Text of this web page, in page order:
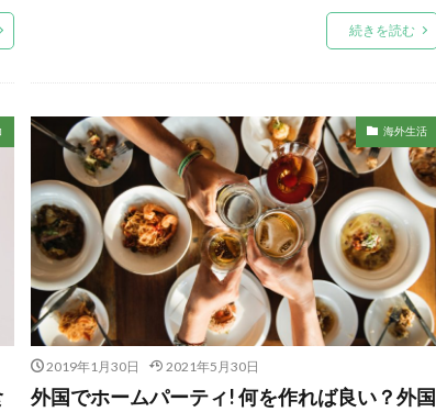
続きを読む
海外生活
2019年1月30日 2021年5月30日
外国でホームパーティ! 何を作れば良い？外国